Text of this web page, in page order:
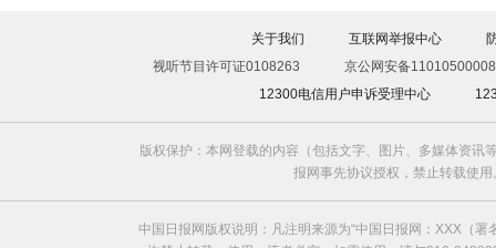
关于我们 互联网举报中心
视听节目许可证0108263
京公网安备
12300电信用户申诉受理中心
版权保护：本网登载的内容（包括文字、图片、多媒体资
报网事先协议授权，禁止转载使
中国日报网版权说明：凡注明来源为“中国日报网：XXX（